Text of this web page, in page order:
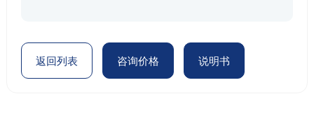
返回列表 咨询价格 说明书